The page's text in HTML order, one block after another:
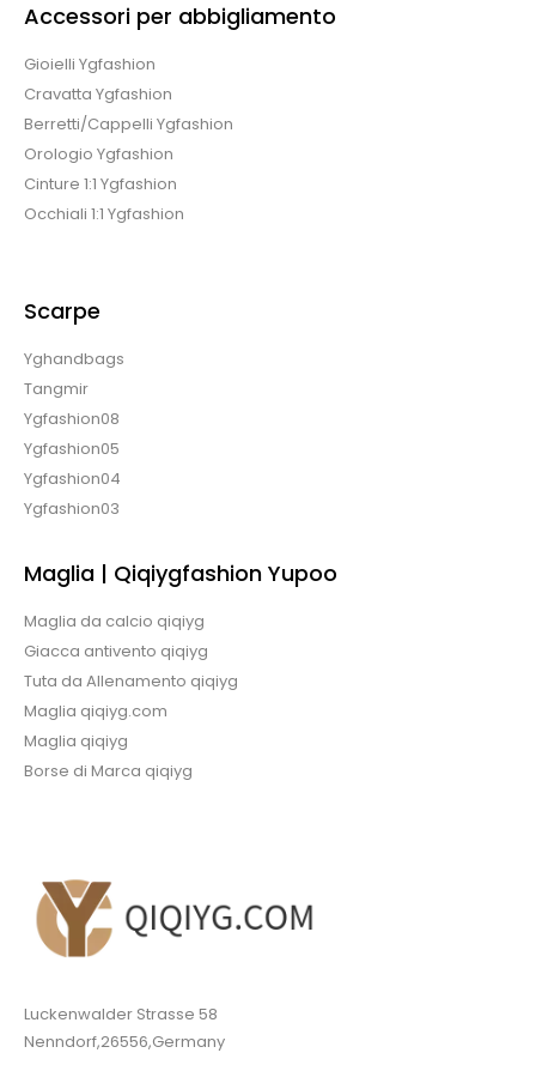
Accessori per abbigliamento
Gioielli Ygfashion
Cravatta Ygfashion
Berretti/Cappelli Ygfashion
Orologio Ygfashion
Cinture 1:1 Ygfashion
Occhiali 1:1 Ygfashion
Scarpe
Yghandbags
Tangmir
Ygfashion08
Ygfashion05
Ygfashion04
Ygfashion03
Maglia | Qiqiygfashion Yupoo
Maglia da calcio qiqiyg
Giacca antivento qiqiyg
Tuta da Allenamento qiqiyg
Maglia qiqiyg.com
Maglia qiqiyg
Borse di Marca qiqiyg
Luckenwalder Strasse 58
Nenndorf,26556,Germany